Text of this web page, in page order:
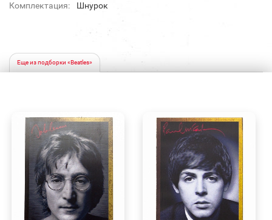
Комплектация:
Шнурок
Еще из подборки «Beatles»